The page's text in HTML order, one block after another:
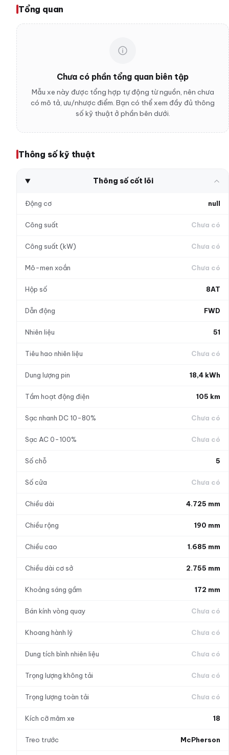
Tổng quan
Chưa có phần tổng quan biên tập
Mẫu xe này được tổng hợp tự động từ nguồn, nên chưa
có mô tả, ưu/nhược điểm. Bạn có thể xem đầy đủ thông
số kỹ thuật ở phần bên dưới.
Thông số kỹ thuật
Thông số cốt lõi
Động cơ null
Công suất Chưa có
Công suất (kW) Chưa có
Mô-men xoắn Chưa có
Hộp số 8AT
Dẫn động FWD
Nhiên liệu 51
Tiêu hao nhiên liệu Chưa có
Dung lượng pin 18,4 kWh
Tầm hoạt động điện 105 km
Sạc nhanh DC 10-80% Chưa có
Sạc AC 0-100% Chưa có
Số chỗ 5
Số cửa Chưa có
Chiều dài 4.725 mm
Chiều rộng 190 mm
Chiều cao 1.685 mm
Chiều dài cơ sở 2.755 mm
Khoảng sáng gầm 172 mm
Bán kính vòng quay Chưa có
Khoang hành lý Chưa có
Dung tích bình nhiên liệu Chưa có
Trọng lượng không tải Chưa có
Trọng lượng toàn tải Chưa có
Kích cỡ mâm xe 18
Treo trước McPherson